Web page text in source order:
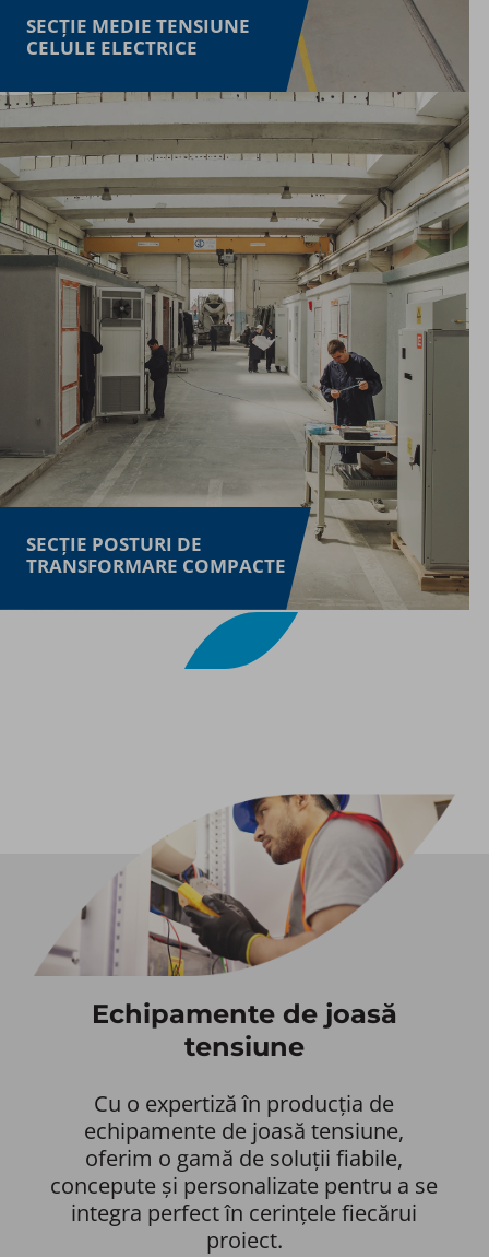
SECȚIE MEDIE TENSIUNE
CELULE ELECTRICE
SECȚIE POSTURI DE
TRANSFORMARE COMPACTE
Echipamente de joasă
tensiune
Cu o expertiză în producția de
echipamente de joasă tensiune,
oferim o gamă de soluții fiabile,
concepute și personalizate pentru a se
integra perfect în cerințele fiecărui
proiect.